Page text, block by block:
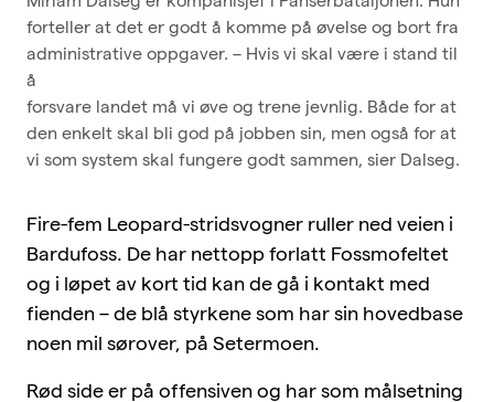
Kontakt oss
forteller at det er godt å komme på øvelse og bort fra
administrative oppgaver. – Hvis vi skal være i stand til
å
forsvare landet må vi øve og trene jevnlig. Både for at
den enkelt skal bli god på jobben sin, men også for at
vi som system skal fungere godt sammen, sier Dalseg.
Fire-fem Leopard-stridsvogner ruller ned veien i
Bardufoss. De har nettopp forlatt Fossmofeltet
og i løpet av kort tid kan de gå i kontakt med
fienden – de blå styrkene som har sin hovedbase
noen mil sørover, på Setermoen.
Rød side er på offensiven og har som målsetning